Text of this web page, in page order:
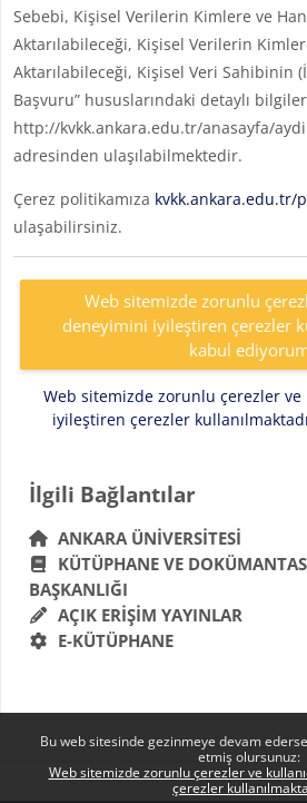
Bu web sitesinde gezinmeye devam
etmiş olursunuz:
Web sitemizde zorunlu çerezler ve
çerezler
Sebebi, Kişisel Verilerin Kimlere ve
Aktarılabileceği, Kişisel Verilerin
Aktarılabileceği, Kişisel Veri Sahibinin
Başvuru” hususlarındaki detaylı
http://kvkk.ankara.edu.tr/anasayfa/
adresinden ulaşılabilmektedir.
Çerez politikamıza kvkk.ankara.edu.tr/
ulaşabilirsiniz.
Web sitemizde zorunlu
deneyimini iyileştiren çerezler
kabul
Web sitemizde zorunlu çerezler ve
iyileştiren çerezler
Bloklar
İlgili Bağlantılar 'yı atla
İlgili Bağlantılar
ANKARA ÜNIVERSITESI
KÜTÜPHANE VE
BAŞKANLIĞI
AÇIK ERIŞIM YAYINLAR
E-KÜTÜPHANE